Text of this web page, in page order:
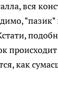
вся
как